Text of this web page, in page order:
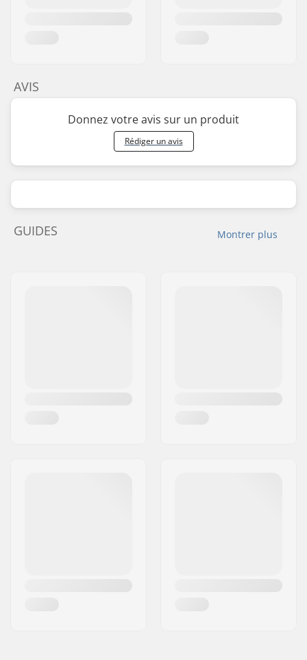
AVIS
Donnez votre avis sur un produit
Rédiger un avis
Montrer plus
GUIDES